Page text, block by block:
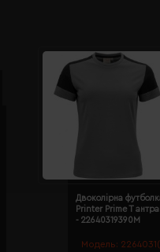
Модель:
Двоколірна
Printer Prime T
- 22640319390M